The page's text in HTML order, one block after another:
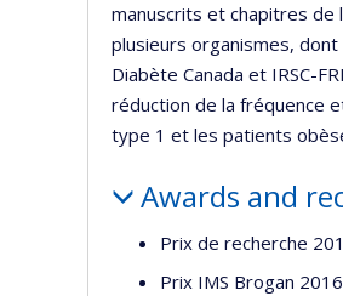
manuscrits et chapitres de
plusieurs organismes,
Diabète Canada et IRSC-
réduction de la fréquence
type 1 et les patients
Awards and
Prix de recherche
Prix IMS Brogan